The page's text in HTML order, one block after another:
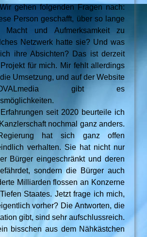
gehen folgenden Fragen nach:
Person geschafft, über so lange
und Aufmerksamkeit zu
Netzwerk hatte sie? Und was
ihre Absichten? Das ist derzeit
für mich. Mir fehlt allerdings
Umsetzung, und auf der Website
gibt es
seit 2020 beurteile ich
nochmal ganz anders.
hat sich ganz offen
verhalten. Sie hat nicht nur
Bürger eingeschränkt und deren
sondern die Bürger auch
Milliarden flossen an Konzerne
Staates. Jetzt frage ich mich,
vorher? Die Antworten, die
gibt, sind sehr aufschlussreich.
bisschen aus dem Nähkästchen